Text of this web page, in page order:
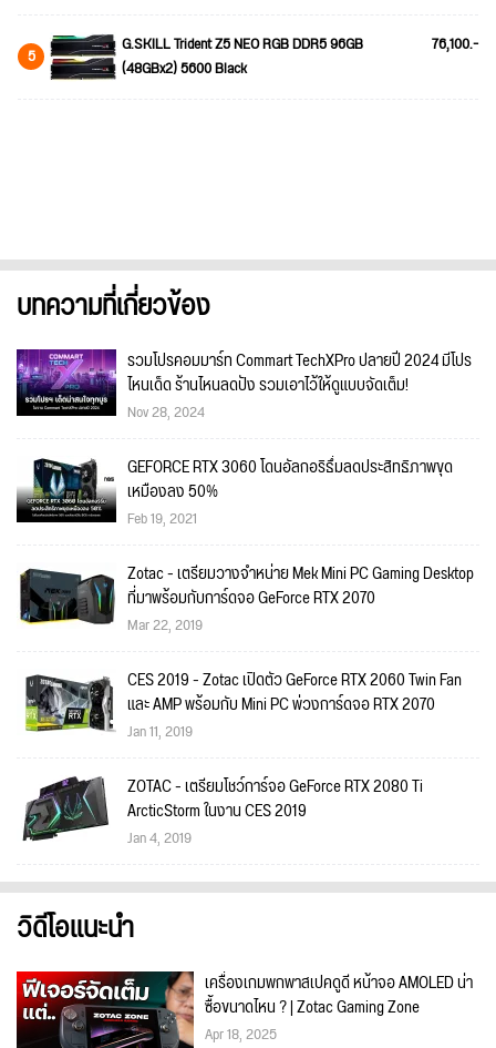
5
G.SKILL Trident Z5 NEO RGB DDR5 96GB
(48GBx2) 5600 Black
76,100.-
บทความที่เกี่ยวข้อง
รวมโปรคอมมาร์ท Commart TechXPro ปลายปี 2024 มีโปร
ไหนเด็ด ร้านไหนลดปัง รวมเอาไว้ให้ดูแบบจัดเต็ม!
Nov 28, 2024
GEFORCE RTX 3060 โดนอัลกอริธึ่มลดประสิทธิภาพขุด
เหมืองลง 50%
Feb 19, 2021
Zotac - เตรียมวางจำหน่าย Mek Mini PC Gaming Desktop
ที่มาพร้อมกับการ์ดจอ GeForce RTX 2070
Mar 22, 2019
CES 2019 - Zotac เปิดตัว GeForce RTX 2060 Twin Fan
และ AMP พร้อมกับ Mini PC พ่วงการ์ดจอ RTX 2070
Jan 11, 2019
ZOTAC - เตรียมโชว์การ์จอ GeForce RTX 2080 Ti
ArcticStorm ในงาน CES 2019
Jan 4, 2019
วิดีโอแนะนำ
เครื่องเกมพกพาสเปคดูดี หน้าจอ AMOLED น่า
ซื้อขนาดไหน ? | Zotac Gaming Zone
Apr 18, 2025